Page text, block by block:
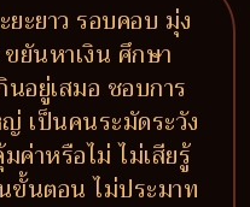
ะยาว รอบคอบ มุ่ง
ยันหาเงิน ศึกษา
อยู่เสมอ ชอบการ
เป็นคนระมัดระวัง
ค่าหรือไม่ ไม่เสียรู้
ขั้นตอน ไม่ประมาท